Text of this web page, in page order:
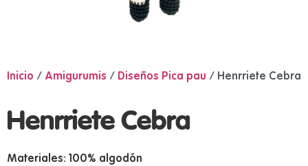
Inicio / Amigurumis / Diseños Pica pau / Henrriete Cebra
Henrriete Cebra
Materiales: 100% algodón